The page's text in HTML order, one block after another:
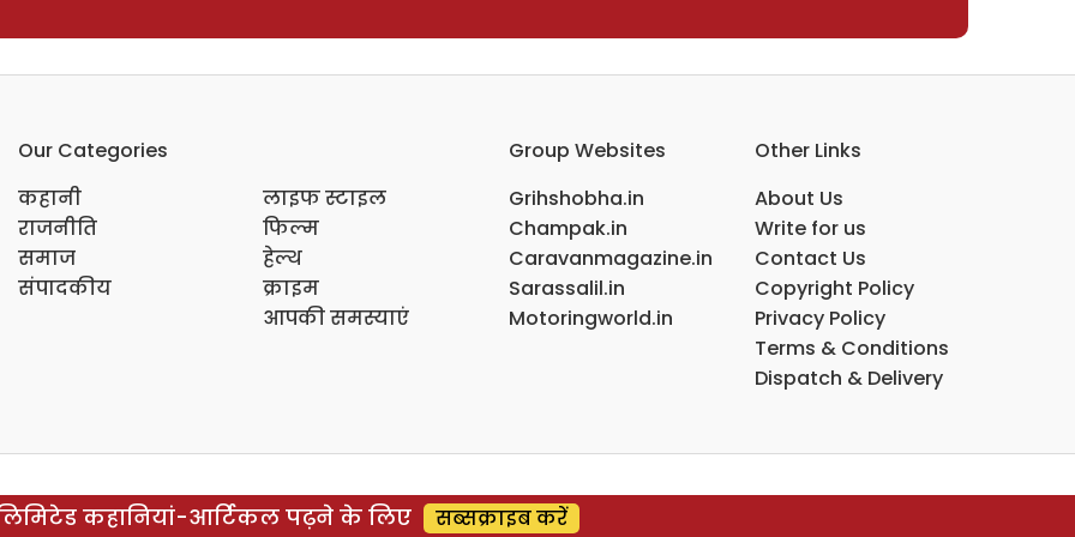
Our Categories
कहानी
राजनीति
समाज
संपादकीय
लाइफ स्टाइल
फिल्म
हेल्थ
क्राइम
आपकी समस्याएं
Group Websites
Grihshobha.in
Champak.in
Caravanmagazine.in
Sarassalil.in
Motoringworld.in
Other Links
About Us
Write for us
Contact Us
Copyright Policy
Privacy Policy
Terms & Conditions
Dispatch & Delivery
कहानियां-आर्टिकल पढ़ने के लिए सब्सक्राइब करें